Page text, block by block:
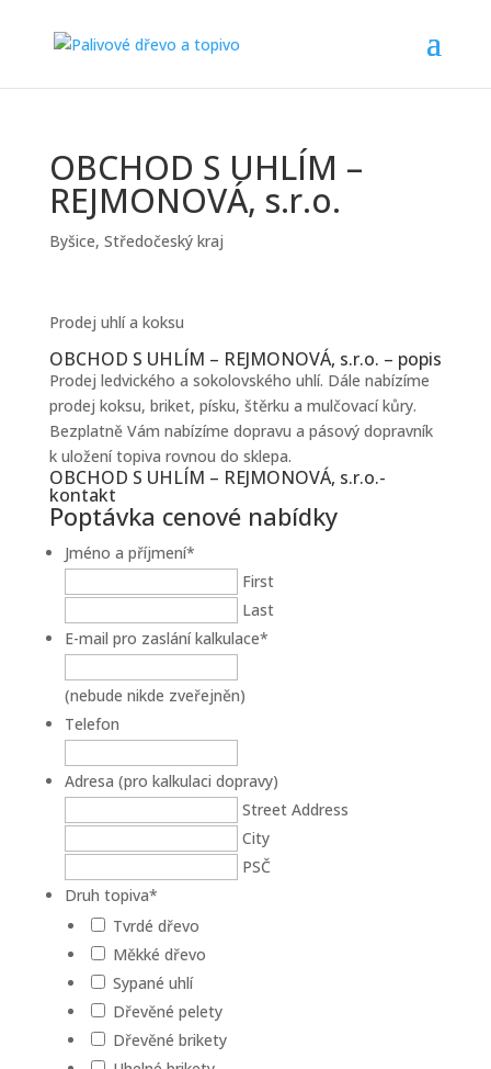
OBCHOD S UHLÍM –
REJMONOVÁ, s.r.o.
Byšice, Středočeský kraj
Prodej uhlí a koksu
OBCHOD S UHLÍM – REJMONOVÁ, s.r.o. – popis
Prodej ledvického a sokolovského uhlí. Dále nabízíme
prodej koksu, briket, písku, štěrku a mulčovací kůry.
Bezplatně Vám nabízíme dopravu a pásový dopravník
k uložení topiva rovnou do sklepa.
OBCHOD S UHLÍM – REJMONOVÁ, s.r.o.-
kontakt
Poptávka cenové nabídky
Jméno a příjmení*
First
Last
E-mail pro zaslání kalkulace*
(nebude nikde zveřejněn)
Telefon
Adresa (pro kalkulaci dopravy)
Street Address
City
PSČ
Druh topiva*
Tvrdé dřevo
Měkké dřevo
Sypané uhlí
Dřevěné pelety
Dřevěné brikety